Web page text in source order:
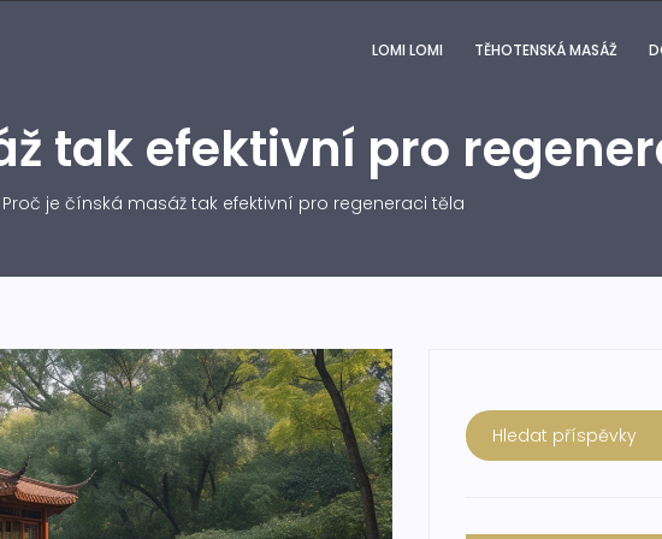
LOMI LOMI TĚHOTENSKÁ MASÁŽ
tak efektivní pro
Proč je čínská masáž tak efektivní pro regeneraci těla